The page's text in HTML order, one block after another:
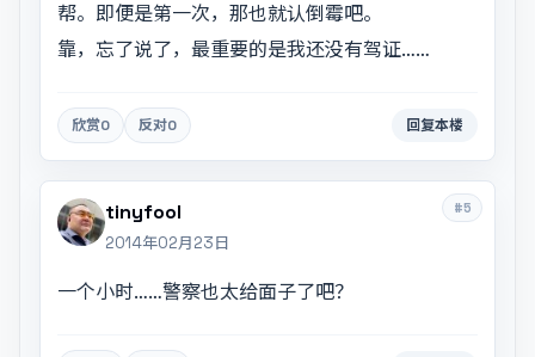
帮。即便是第一次，那也就认倒霉吧。
靠，忘了说了，最重要的是我还没有驾证……
欣赏0 反对0 回复本楼
#5
tinyfool
2014年02月23日
一个小时……警察也太给面子了吧？